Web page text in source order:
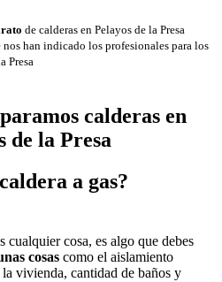
de calderas en Pelayos de la Presa
nos han indicado los profesionales para los
Presa
calderas en
de la Presa
a gas?
cualquier cosa, es algo que debes
cosas como el aislamiento
vivienda, cantidad de baños y